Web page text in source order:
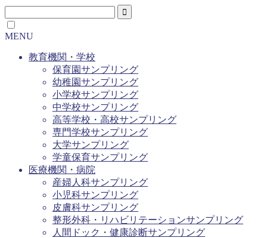
MENU
教育機関・学校
保育園サンプリング
幼稚園サンプリング
小学校サンプリング
中学校サンプリング
高等学校・高校サンプリング
専門学校サンプリング
大学サンプリング
学童保育サンプリング
医療機関・病院
産婦人科サンプリング
小児科サンプリング
皮膚科サンプリング
整形外科・リハビリテーションサンプリング
人間ドック・健康診断サンプリング